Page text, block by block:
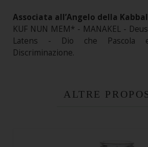
Associata all’Angelo della
KUF NUN MEM* - MANAKEL -
Latens - Dio che Pascola
Discriminazione.
ALTRE